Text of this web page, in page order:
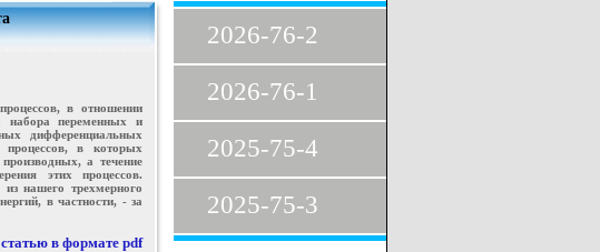
в отношении
набора переменных и
дифференциальных
процессов, в которых
а течение
этих процессов.
нашего трехмерного
в частности, - за
в формате pdf
2026-76-2
2026-76-1
2025-75-4
2025-75-3